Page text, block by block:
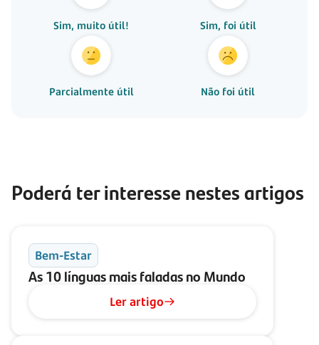
Sim, muito útil! Sim, foi útil
Parcialmente útil Não foi útil
Poderá ter interesse nestes artigos
Bem-Estar
As 10 línguas mais faladas no Mundo
Ler artigo